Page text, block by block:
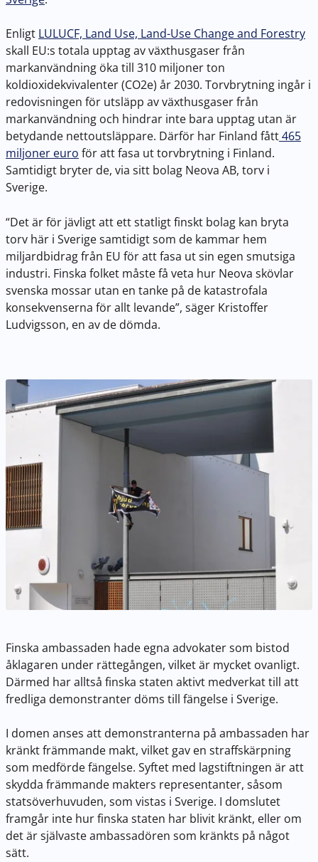
Enligt LULUCF, Land Use, Land-Use Change and Forestry
skall EU:s totala upptag av växthusgaser från
markanvändning öka till 310 miljoner ton
koldioxidekvivalenter (CO2e) år 2030. Torvbrytning ingår i
redovisningen för utsläpp av växthusgaser från
markanvändning och hindrar inte bara upptag utan är
betydande nettoutsläppare. Därför har Finland fått465
miljoner euro för att fasa ut torvbrytning i Finland.
Samtidigt bryter de, via sitt bolag Neova AB, torv i
Sverige.
“Det är för jävligt att ett statligt finskt bolag kan bryta
torv här i Sverige samtidigt som de kammar hem
miljardbidrag från EU för att fasa ut sin egen smutsiga
industri. Finska folket måste få veta hur Neova skövlar
svenska mossar utan en tanke på de katastrofala
konsekvenserna för allt levande”, säger Kristoffer
Ludvigsson, en av de dömda.
Finska ambassaden hade egna advokater som bistod
åklagaren under rättegången, vilket är mycket ovanligt.
Därmed har alltså finska staten aktivt medverkat till att
fredliga demonstranter döms till fängelse i Sverige.
I domen anses att demonstranterna på ambassaden har
kränkt främmande makt, vilket gav en straffskärpning
som medförde fängelse. Syftet med lagstiftningen är att
skydda främmande makters representanter, såsom
statsöverhuvuden, som vistas i Sverige. I domslutet
framgår inte hur finska staten har blivit kränkt, eller om
det är självaste ambassadören som kränkts på något
sätt.